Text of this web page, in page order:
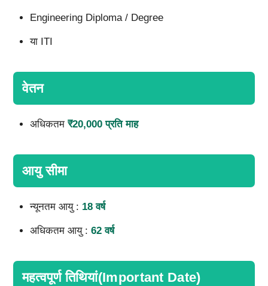
Engineering Diploma / Degree
या ITI
वेतन
अधिकतम ₹20,000 प्रति माह
आयु सीमा
न्यूनतम आयु : 18 वर्ष
अधिकतम आयु : 62 वर्ष
महत्वपूर्ण तिथियां(Important Date)